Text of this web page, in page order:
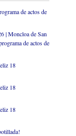
de actos de
| Moncloa de San
de actos de
18
18
18